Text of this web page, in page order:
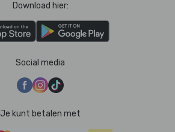
Download hier:
Social media
Je kunt betalen met